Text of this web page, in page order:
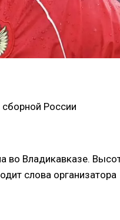
России
во Владикавказе.
слова организатора